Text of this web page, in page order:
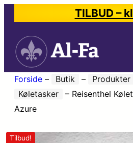
TILBUD –
Forside – Butik – Produkter
Køletasker
– Reisenthel
Azure
Tilbud!